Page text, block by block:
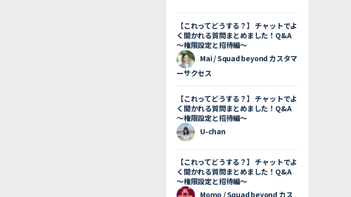
【これってどうする？】 チャットでよ
く聞かれる質問まとめました！Q&A
〜権限設定と招待編〜
Mai / Squad beyond カスタマ
ーサクセス
【これってどうする？】 チャットでよ
く聞かれる質問まとめました！Q&A
〜権限設定と招待編〜
U-chan
【これってどうする？】 チャットでよ
く聞かれる質問まとめました！Q&A
〜権限設定と招待編〜
Momo / Squad beyond カス